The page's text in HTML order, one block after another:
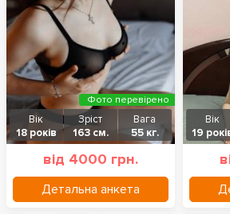
Вік
18 років
Зріст
163 см.
Вага
55 кг.
від 4000 грн.
Детальна анкета
Фото перевірено
Вік
19